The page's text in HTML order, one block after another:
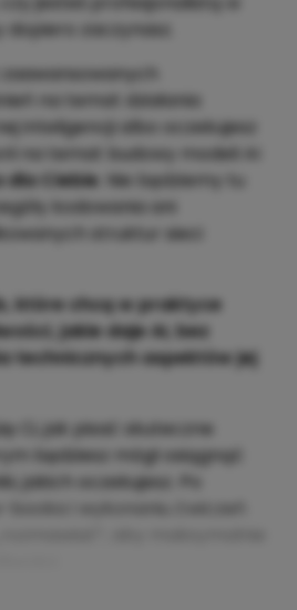
dopiero zaczynasz.
na temat działania
inteligencji albo oczekujesz
na temat budowy modeli AI
dla Ciebie . Nie będziemy tu
kodowania ani
struktur sieci
które chcą w praktyce
jakie daje AI, bez
technicznych aspektów jej
Ci, jak pisać skuteczne
będziesz mógł osiągnąć
jakich oczekujesz. Po